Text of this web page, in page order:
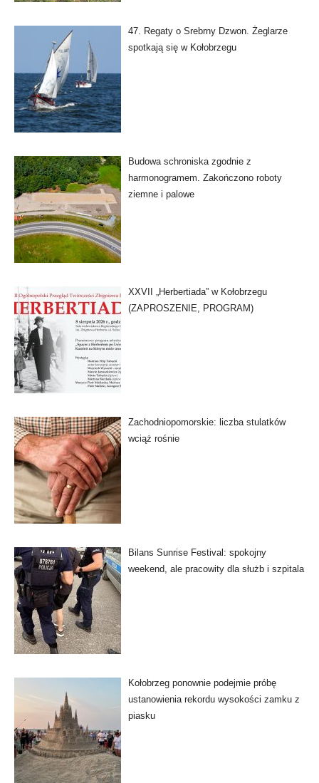
47. Regaty o Srebrny Dzwon. Żeglarze
spotkają się w Kołobrzegu
Budowa schroniska zgodnie z
harmonogramem. Zakończono roboty
ziemne i palowe
XXVII „Herbertiada” w Kołobrzegu
(ZAPROSZENIE, PROGRAM)
Zachodniopomorskie: liczba stulatków
wciąż rośnie
Bilans Sunrise Festival: spokojny
weekend, ale pracowity dla służb i szpitala
Kołobrzeg ponownie podejmie próbę
ustanowienia rekordu wysokości zamku z
piasku